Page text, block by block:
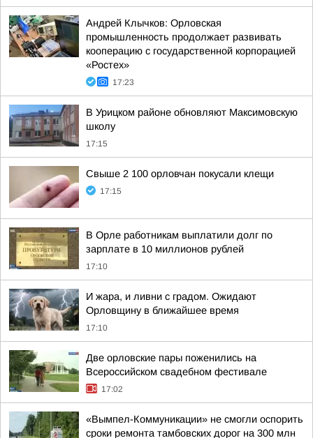
Андрей Клычков: Орловская
промышленность продолжает развивать
кооперацию с государственной корпорацией
«Ростех»
17:23
В Урицком районе обновляют Максимовскую
школу
17:15
Свыше 2 100 орловчан покусали клещи
17:15
В Орле работникам выплатили долг по
зарплате в 10 миллионов рублей
17:10
И жара, и ливни с градом. Ожидают
Орловщину в ближайшее время
17:10
Две орловские пары поженились на
Всероссийском свадебном фестивале
17:02
«Вымпел-Коммуникации» не смогли оспорить
сроки ремонта тамбовских дорог на 300 млн